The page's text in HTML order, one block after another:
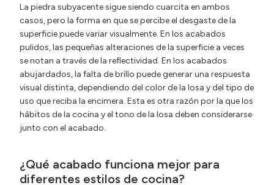
La piedra subyacente sigue siendo cuarcita en ambos
casos, pero la forma en que se percibe el desgaste de la
superficie puede variar visualmente. En los acabados
pulidos, las pequeñas alteraciones de la superficie a veces
se notan a través de la reflectividad. En los acabados
abujardados, la falta de brillo puede generar una respuesta
visual distinta, dependiendo del color de la losa y del tipo de
uso que reciba la encimera. Esta es otra razón por la que los
hábitos de la cocina y el tono de la losa deben considerarse
junto con el acabado.
¿Qué acabado funciona mejor para
diferentes estilos de cocina?